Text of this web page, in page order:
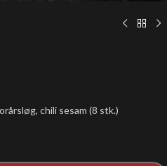
chili sesam (8 stk.)